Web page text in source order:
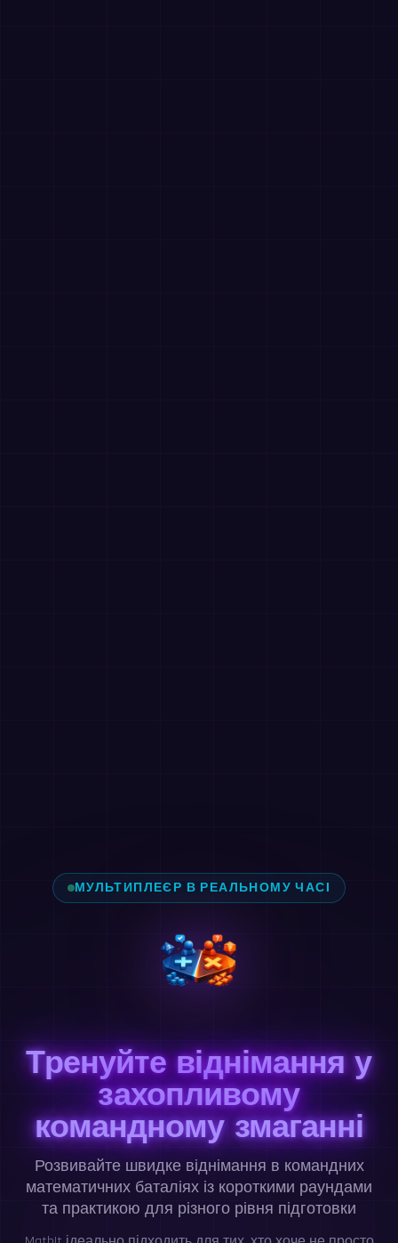
МУЛЬТИПЛЕЄР В РЕАЛЬНОМУ ЧАСІ
Тренуйте віднімання у
захопливому
командному змаганні
Розвивайте швидке віднімання в командних
математичних баталіях із короткими раундами
та практикою для різного рівня підготовки